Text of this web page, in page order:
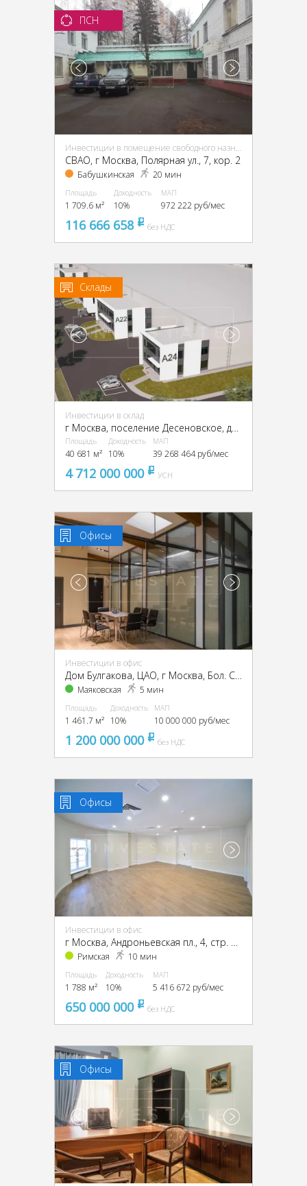
ПСН
Инвестиции в помещение свободного назначения (ПСН)
CВАО, г Москва, Полярная ул., 7, кор. 2
Бабушкинская 20 мин
Площадь
1 709.6 м²
Доходность
10%
МАП
972 222 руб/мес
116 666 658 pуббез НДС
Склады
Инвестиции в склад
Площадь
40 681 м²
Доходность
10%
МАП
39 268 464 руб/мес
4 712 000 000 pуб
УСН
Офисы
Инвестиции в офис
Дом Булгакова, ЦАО, г Москва, Бол. Садовая ул., 10
Маяковская 5 мин
Площадь
1 461.7 м²
Доходность
10%
МАП
10 000 000 руб/мес
1 200 000 000 pуббез НДС
Офисы
Инвестиции в офис
г Москва, Андроньевская пл., 4, стр. 1, 2, 3, ЦАО, г Москва, Андроньевская пл., 4, стр. 1
Римская 10 мин
Площадь
1 788 м²
Доходность
10%
МАП
5 416 672 руб/мес
650 000 000 pуббез НДС
Офисы